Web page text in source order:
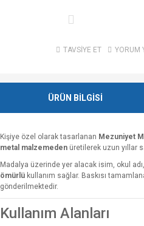
TAVSİYE ET YORUM
ÜRÜN BİLGİSİ
Kişiye özel olarak tasarlanan Mezuniyet
metal malzemeden üretilerek uzun yıllar
Madalya üzerinde yer alacak isim, okul
ömürlü kullanım sağlar. Baskısı
gönderilmektedir.
Kullanım Alanları